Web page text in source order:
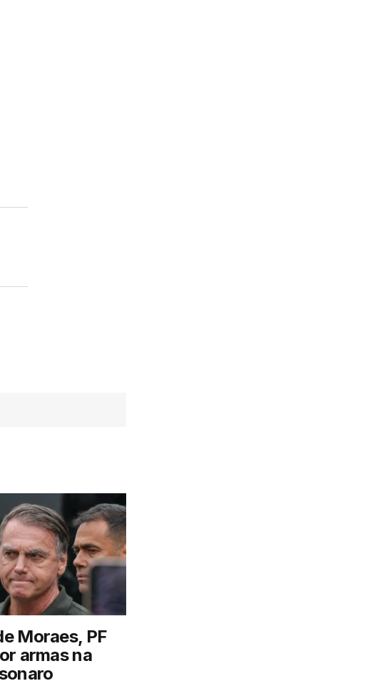
Moraes, PF
armas na